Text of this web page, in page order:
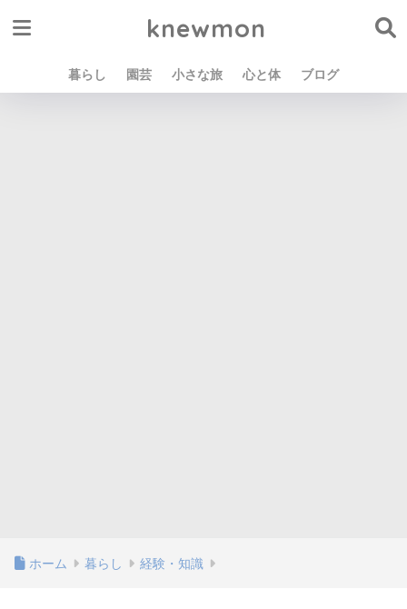
knewmon
暮らし 園芸 小さな旅 心と体 ブログ
ホーム 暮らし 経験・知識